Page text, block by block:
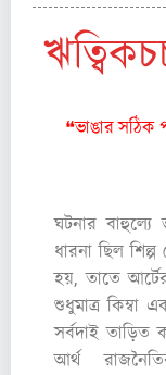
❝ভাঙার সঠিক
ঘটনার বাহুল্যে
ধারনা ছিল শিল্প
হয়, তাতে
শুধুমাত্র কিম্বা
সর্বদাই তাড়িত
আর্থ